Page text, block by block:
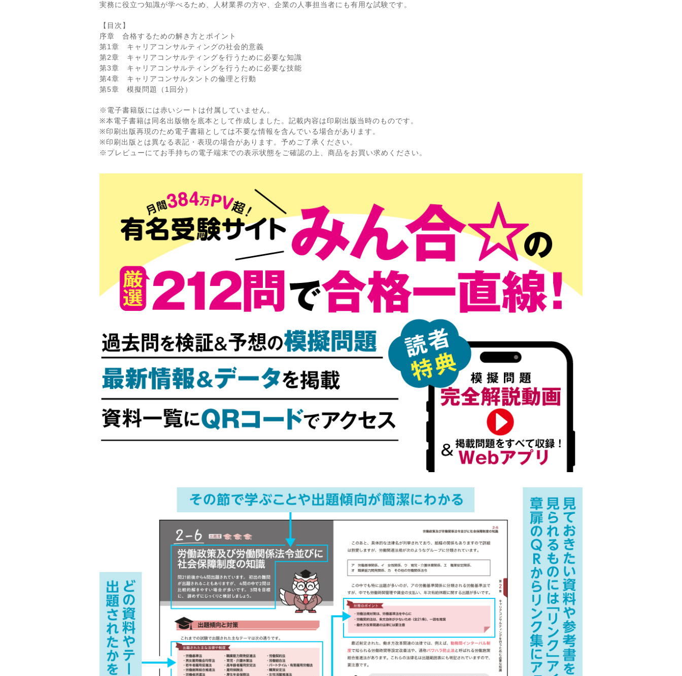
実務に役立つ知識が学べるため、人材業界の方や、企業の人事担当者にも有用な試験です。
【目次】
序章 合格するための解き方とポイント
第1章 キャリアコンサルティングの社会的意義
第2章 キャリアコンサルティングを行うために必要な知識
第3章 キャリアコンサルティングを行うために必要な技能
第4章 キャリアコンサルタントの倫理と行動
第5章 模擬問題（1回分）
※電子書籍版には赤いシートは付属していません。
※本電子書籍は同名出版物を底本として作成しました。記載内容は印刷出版当時のものです。
※印刷出版再現のため電子書籍としては不要な情報を含んでいる場合があります。
※印刷出版とは異なる表記・表現の場合があります。予めご了承ください。
※プレビューにてお手持ちの電子端末での表示状態をご確認の上、商品をお買い求めください。